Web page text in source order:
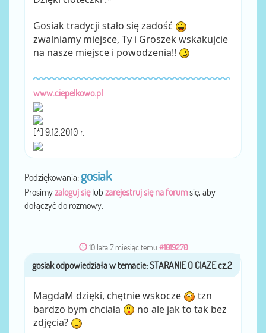
Gosiak tradycji stało się zadość
zwalniamy miejsce, Ty i Groszek wskakujcie
na nasze miejsce i powodzenia!!
www.ciepelkowo.pl
[*] 9.12.2010 r.
Podziękowania: gosiak
Prosimyzaloguj sięlub zarejestruj się na forumsię, aby
dołączyć do rozmowy.
10 lata 7 miesiąc temu #1019270
przezgosiak
MagdaM dzięki, chętnie wskocze
tzn
bardzo bym chciała
no ale jak to tak bez
zdjęcia?